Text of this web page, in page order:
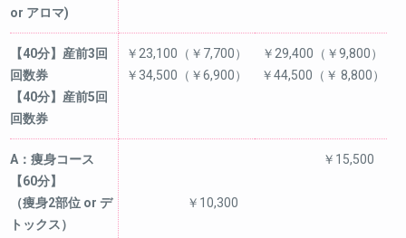
or アロマ)
【40分】産前3回
回数券
【40分】産前5回
回数券
￥23,100（￥7,700）
￥34,500（￥6,900）
￥29,400（￥9,800）
￥44,500（￥ 8,800）
A：痩身コース
【60分】
（痩身2部位 or デ
トックス）
￥10,300
￥15,500